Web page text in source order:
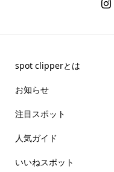
spot clipperとは
お知らせ
注目スポット
人気ガイド
いいねスポット